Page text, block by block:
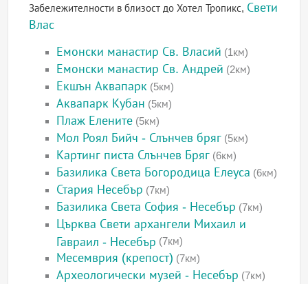
Забележителности в близост до Хотел Тропикс, Свети
Влас
Емонски манастир Св. Власий (1км)
Емонски манастир Св. Андрей (2км)
Екшън Аквапарк (5км)
Аквапарк Кубан (5км)
Плаж Елените (5км)
Мол Роял Бийч - Слънчев бряг (5км)
Картинг писта Слънчев Бряг (6км)
Базилика Света Богородица Елеуса (6км)
Стария Несебър (7км)
Базилика Света София - Несебър (7км)
Църква Свети архангели Михаил и
Гавраил - Несебър (7км)
Месемврия (крепост) (7км)
Археологически музей - Несебър (7км)